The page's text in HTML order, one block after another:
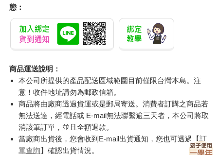
態：
商品運送說明：
本公司所提供的產品配送區域範圍目前僅限台灣本島。注
意！收件地址請勿為郵政信箱。
商品將由廠商透過貨運或是郵局寄送。消費者訂購之商品若
無法送達，經電話或 E-mail無法聯繫逾三天者，本公司將取
消該筆訂單，並且全額退款。
當廠商出貨後，您會收到E-mail出貨通知，您也可透過【訂
單查詢】確認出貨情況。